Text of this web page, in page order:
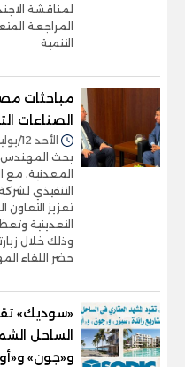
لمناقشة
المراجعة
التنمية
مباحثات
الصناعات
الأحد 12/يوليو/2026 - 03:51 م
بحث المهندس
المعدنية، مع
التنفيذي
تعزيز
التعدينية
وذلك خلال
حضر اللقاء
«سوديك»
الساحل
و«جون»